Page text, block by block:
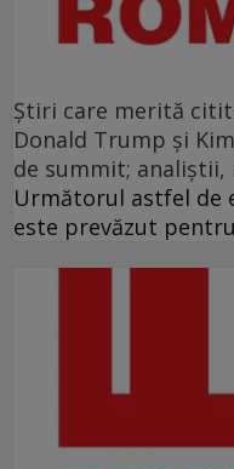
Ştiri care merită
Donald Trump şi
de summit; analiştii,
Următorul astfel de
este prevăzut